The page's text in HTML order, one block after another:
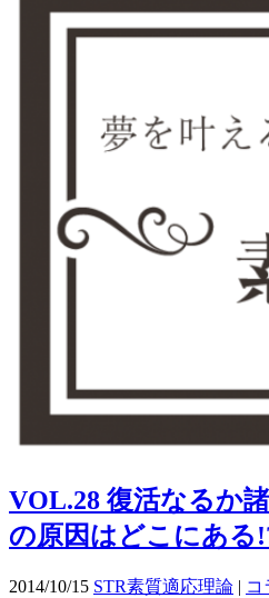
VOL.28 復活なるか
の原因はどこにある
2014/10/15 STR素質適応理論 | コ